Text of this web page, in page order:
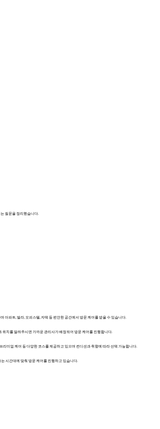
아파트, 빌라, 오피스텔, 자택 등 편안한 공간에서 방문 케어를 받을 수 있습니다.
위치를 알려주시면 가까운 관리사가 배정되어 방문 케어를 진행합니다.
리미엄 케어 등 다양한 코스를 제공하고 있으며 컨디션과 취향에 따라 선택 가능합니다.
시간대에 맞춰 방문 케어를 진행하고 있습니다.
질문을 정리했습니다.